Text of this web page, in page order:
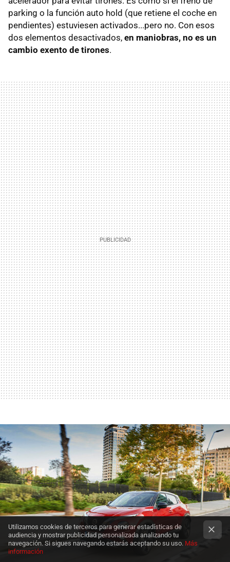
parking o la función auto hold (que retiene el coche en
pendientes) estuviesen activados...pero no. Con esos
dos elementos desactivados, en maniobras, no es un
cambio exento de tirones.
Utilizamos cookies de terceros para generar estadísticas de
audiencia y mostrar publicidad personalizada analizando tu
navegación. Si sigues navegando estarás aceptando su uso. Más
información